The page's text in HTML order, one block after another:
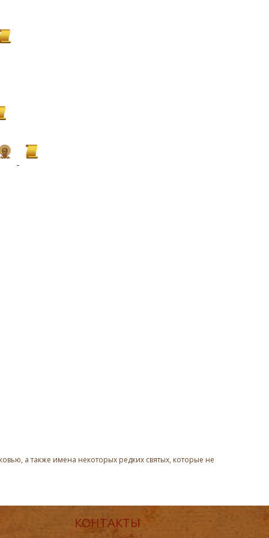
а также имена некоторых редких святых, которые не
КОНТАКТЫ